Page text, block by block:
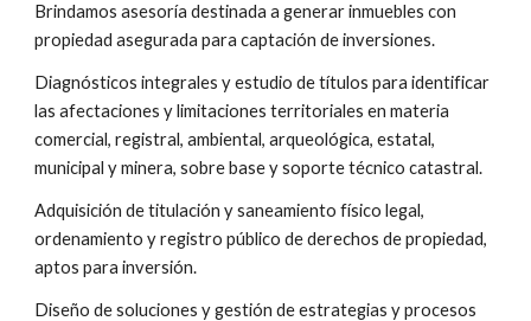
Brindamos asesoría destinada a generar inmuebles con
propiedad asegurada para captación de inversiones.
Diagnósticos integrales y estudio de títulos para identificar
las afectaciones y limitaciones territoriales en materia
comercial, registral, ambiental, arqueológica, estatal,
municipal y minera, sobre base y soporte técnico catastral.
Adquisición de titulación y saneamiento físico legal,
ordenamiento y registro público de derechos de propiedad,
aptos para inversión.
Diseño de soluciones y gestión de estrategias y procesos